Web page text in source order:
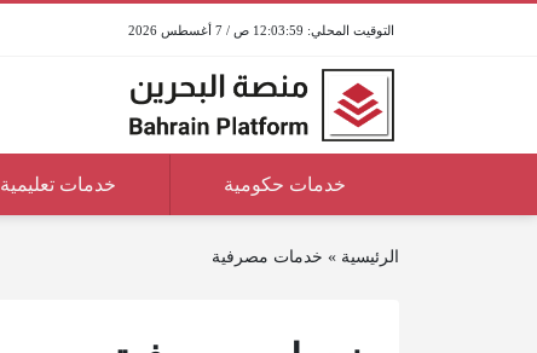
12:03:59 ص / 7 أغسطس 2026
خدمات حكومية خدمات تعليمية
الرئيسية » خدمات مصرفية